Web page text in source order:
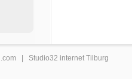
.com | Studio32 internet Tilburg